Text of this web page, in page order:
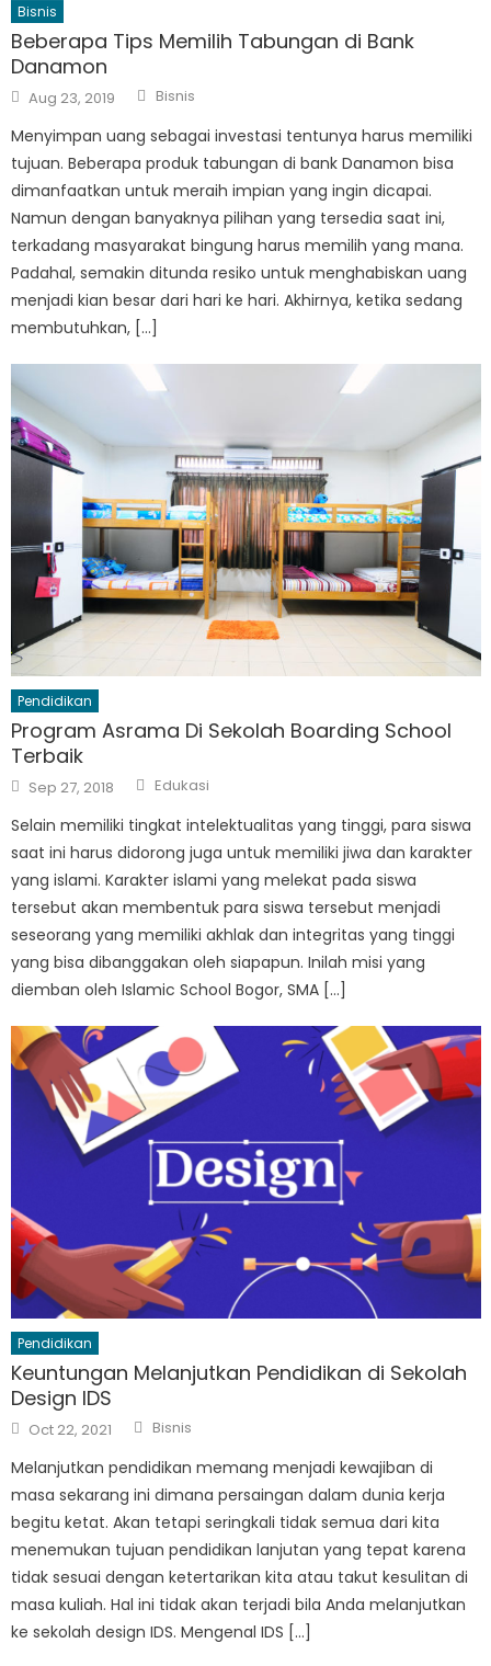
Bisnis
Beberapa Tips Memilih Tabungan di Bank
Danamon
Posted
on
Aug 23, 2019 Author
Bisnis
Menyimpan uang sebagai investasi tentunya harus memiliki
tujuan. Beberapa produk tabungan di bank Danamon bisa
dimanfaatkan untuk meraih impian yang ingin dicapai.
Namun dengan banyaknya pilihan yang tersedia saat ini,
terkadang masyarakat bingung harus memilih yang mana.
Padahal, semakin ditunda resiko untuk menghabiskan uang
menjadi kian besar dari hari ke hari. Akhirnya, ketika sedang
membutuhkan, […]
Pendidikan
Program Asrama Di Sekolah Boarding School
Terbaik
Posted
on
Sep 27, 2018 Author
Edukasi
Selain memiliki tingkat intelektualitas yang tinggi, para siswa
saat ini harus didorong juga untuk memiliki jiwa dan karakter
yang islami. Karakter islami yang melekat pada siswa
tersebut akan membentuk para siswa tersebut menjadi
seseorang yang memiliki akhlak dan integritas yang tinggi
yang bisa dibanggakan oleh siapapun. Inilah misi yang
diemban oleh Islamic School Bogor, SMA […]
Pendidikan
Keuntungan Melanjutkan Pendidikan di Sekolah
Design IDS
Posted
on
Oct 22, 2021 Author
Bisnis
Melanjutkan pendidikan memang menjadi kewajiban di
masa sekarang ini dimana persaingan dalam dunia kerja
begitu ketat. Akan tetapi seringkali tidak semua dari kita
menemukan tujuan pendidikan lanjutan yang tepat karena
tidak sesuai dengan ketertarikan kita atau takut kesulitan di
masa kuliah. Hal ini tidak akan terjadi bila Anda melanjutkan
ke sekolah design IDS. Mengenal IDS […]